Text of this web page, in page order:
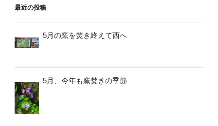
最近の投稿
5月の窯を焚き終えて西へ
5月、今年も窯焚きの季節